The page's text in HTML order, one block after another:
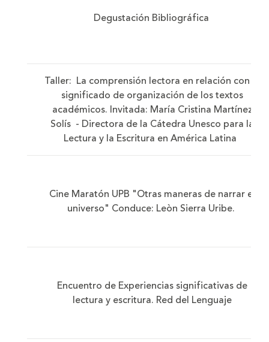
Degustación Bibliográfica
Taller: La comprensión lectora en relación con el
significado de organización de los textos
académicos. Invitada: María Cristina Martínez
Solís - Directora de la Cátedra Unesco para la
Lectura y la Escritura en América Latina
Cine Maratón UPB "Otras maneras de narrar el
universo" Conduce: Leòn Sierra Uribe.
Encuentro de Experiencias significativas de
lectura y escritura. Red del Lenguaje